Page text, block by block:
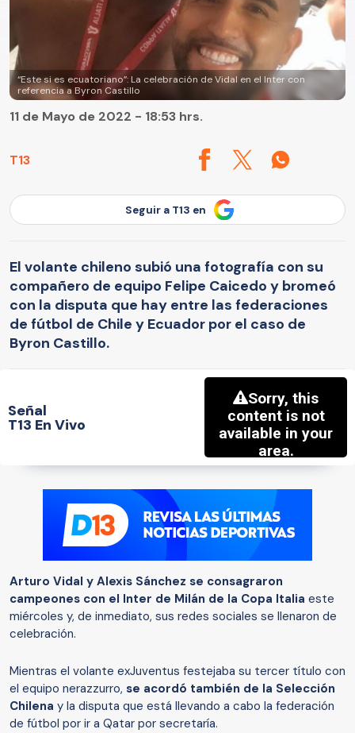
“Este si es ecuatoriano”: La celebración de Vidal en el Inter con
referencia a Byron Castillo
T13
11 de Mayo de 2022 - 18:53 hrs.
Seguir a T13 en
El volante chileno subió una fotografía con su
compañero de equipo Felipe Caicedo y bromeó
con la disputa que hay entre las federaciones
de fútbol de Chile y Ecuador por el caso de
Byron Castillo.
Señal
T13 En Vivo
Arturo Vidal y Alexis Sánchez se consagraron
campeones con el Inter de Milán de la Copa Italia este
miércoles y, de inmediato, sus redes sociales se llenaron de
celebración.
Mientras el volante exJuventus festejaba su tercer título con
el equipo nerazzurro, se acordó también de la Selección
Chilena y la disputa que está llevando a cabo la federación
de fútbol por ir a Qatar por secretaría.